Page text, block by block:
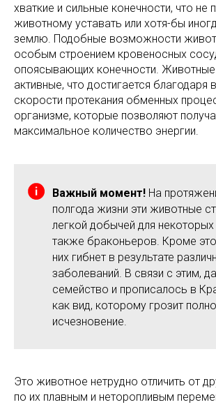
хваткие и сильные конечности, что не
животному уставать или хотя-бы
землю. Подобные возможности
особым строением кровеносных
опоясывающих конечности. Животные
активные, что достигается благодаря
скорости протекания обменных
организме, которые позволяют
максимальное количество энергии.
Важный момент! На
полгода жизни эти животные
легкой добычей для
также браконьеров. Кроме
них гибнет в результате
заболеваний. В связи с этим,
семейство и прописалось в
как вид, которому грозит
исчезновение.
Это животное нетрудно отличить от
по их плавным и неторопливым